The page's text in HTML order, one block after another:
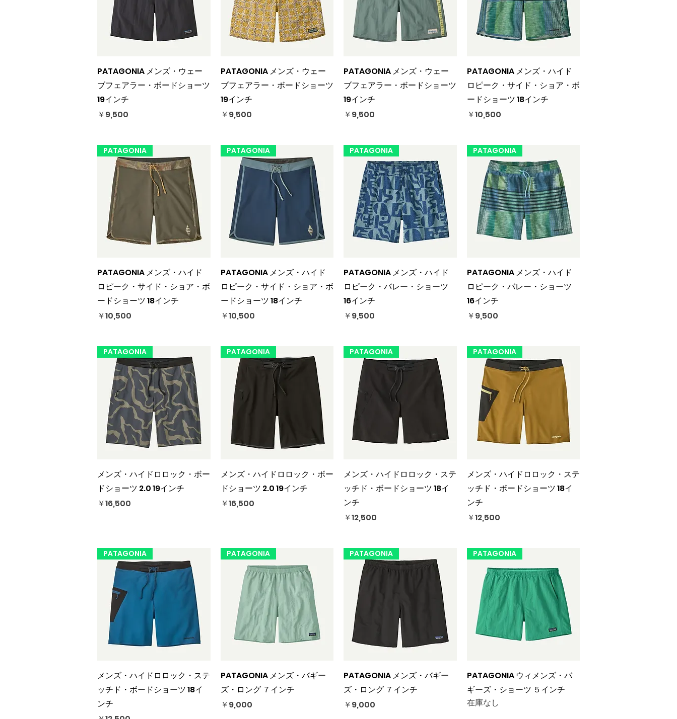
クイックビュー
PATAGONIA メンズ・ウェー
ブフェアラー・ボードショーツ
19インチ
価格
￥9,500
クイックビュー
PATAGONIA メンズ・ウェー
ブフェアラー・ボードショーツ
19インチ
価格
￥9,500
クイックビュー
PATAGONIA メンズ・ウェー
ブフェアラー・ボードショーツ
19インチ
価格
￥9,500
クイックビュー
PATAGONIA メンズ・ハイド
ロピーク・サイド・ショア・ボ
ードショーツ 18インチ
価格
￥10,500
クイックビュー
PATAGONIA
PATAGONIA メンズ・ハイド
ロピーク・サイド・ショア・ボ
ードショーツ 18インチ
価格
￥10,500
クイックビュー
PATAGONIA
PATAGONIA メンズ・ハイド
ロピーク・サイド・ショア・ボ
ードショーツ 18インチ
価格
￥10,500
クイックビュー
PATAGONIA
PATAGONIA メンズ・ハイド
ロピーク・バレー・ショーツ
16インチ
価格
￥9,500
クイックビュー
PATAGONIA
PATAGONIA メンズ・ハイド
ロピーク・バレー・ショーツ
16インチ
価格
￥9,500
クイックビュー
PATAGONIA
メンズ・ハイドロロック・ボー
ドショーツ 2.0 19インチ
価格
￥16,500
クイックビュー
PATAGONIA
メンズ・ハイドロロック・ボー
ドショーツ 2.0 19インチ
価格
￥16,500
クイックビュー
PATAGONIA
メンズ・ハイドロロック・ステ
ッチド・ボードショーツ 18イ
ンチ
価格
￥12,500
クイックビュー
PATAGONIA
メンズ・ハイドロロック・ステ
ッチド・ボードショーツ 18イ
ンチ
価格
￥12,500
クイックビュー
PATAGONIA
メンズ・ハイドロロック・ステ
ッチド・ボードショーツ 18イ
ンチ
クイックビュー
PATAGONIA
PATAGONIA メンズ・バギー
ズ・ロング ７インチ
価格
￥9,000
クイックビュー
PATAGONIA
PATAGONIA メンズ・バギー
ズ・ロング ７インチ
価格
￥9,000
クイックビュー
PATAGONIA
PATAGONIA ウィメンズ・バ
ギーズ・ショーツ ５インチ
在庫なし